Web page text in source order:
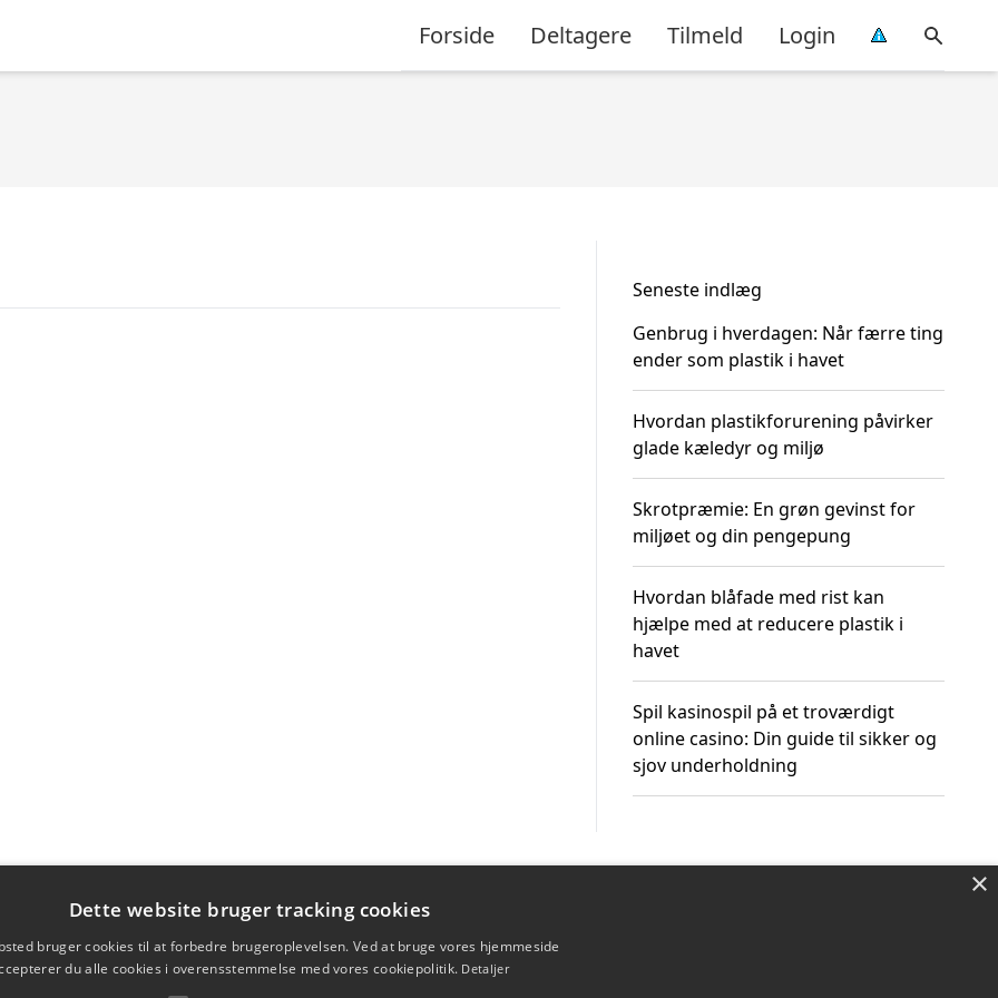
Forside Deltagere Tilmeld Login
Seneste indlæg
Genbrug i hverdagen: Når færre ting
ender som plastik i havet
Hvordan plastikforurening påvirker
glade kæledyr og miljø
Skrotpræmie: En grøn gevinst for
miljøet og din pengepung
Hvordan blåfade med rist kan
hjælpe med at reducere plastik i
havet
Spil kasinospil på et troværdigt
online casino: Din guide til sikker og
sjov underholdning
×
Dette website bruger tracking cookies
bruger cookies til at forbedre brugeroplevelsen. Ved at bruge vores hjemmeside
du alle cookies i overensstemmelse med vores cookiepolitik. Detaljer